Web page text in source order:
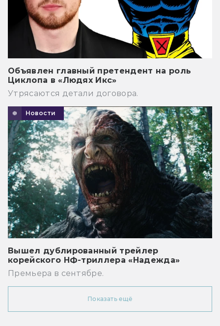
Объявлен главный претендент на роль
Циклопа в «Людях Икс»
Утрясаются детали договора.
Новости
Вышел дублированный трейлер
корейского НФ-триллера «Надежда»
Премьера в сентябре.
Показать ещё